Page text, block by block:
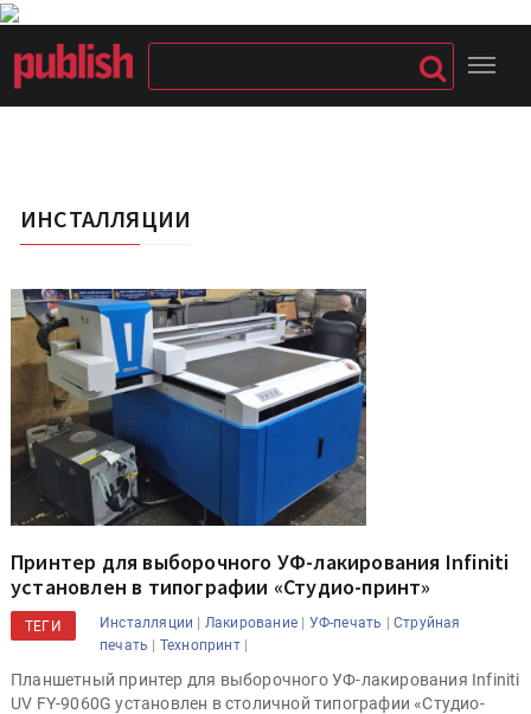
ИНСТАЛЛЯЦИИ
Принтер для выборочного УФ-лакирования Infiniti
установлен в типографии «Студио-принт»
ТЕГИ Инсталляции | Лакирование | УФ-печать |Струйная
печать | Технопринт|
Планшетный принтер для выборочного УФ-лакирования Infiniti
UV FY-9060G установлен в столичной типографии «Студио-